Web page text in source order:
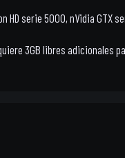
HD serie 5000, nVidia GTX
3GB libres adicionales